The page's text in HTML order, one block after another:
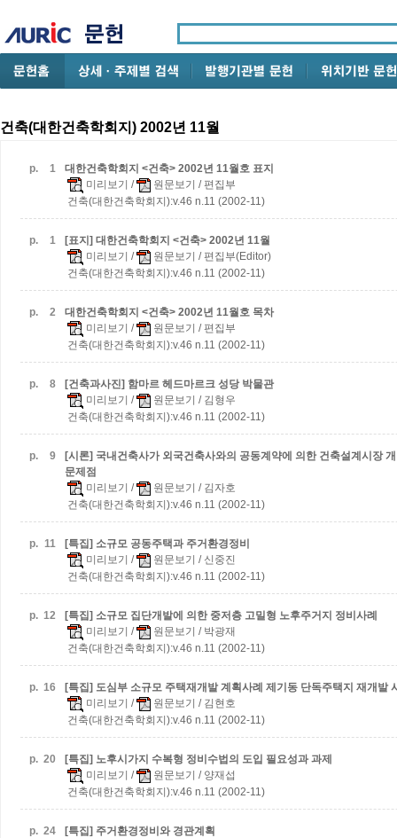
건축(대한건축학회지) 2002년 11월
p. 1
대한건축학회지 <건축> 2002년 11월호 표지
미리보기 / 원문보기 / 편집부
건축(대한건축학회지):v.46 n.11 (2002-11)
p. 1
[표지] 대한건축학회지 <건축> 2002년 11월
미리보기 / 원문보기 / 편집부(Editor)
건축(대한건축학회지):v.46 n.11 (2002-11)
p. 2
대한건축학회지 <건축> 2002년 11월호 목차
미리보기 / 원문보기 / 편집부
건축(대한건축학회지):v.46 n.11 (2002-11)
p. 8
[건축과사진] 함마르 헤드마르크 성당 박물관
미리보기 / 원문보기 / 김형우
건축(대한건축학회지):v.46 n.11 (2002-11)
p. 9
[시론] 국내건축사가 외국건축사와의 공동계약에 의한 건축설계시장
문제점
미리보기 / 원문보기 / 김자호
건축(대한건축학회지):v.46 n.11 (2002-11)
p. 11
[특집] 소규모 공동주택과 주거환경정비
미리보기 / 원문보기 / 신중진
건축(대한건축학회지):v.46 n.11 (2002-11)
p. 12
[특집] 소규모 집단개발에 의한 중저층 고밀형 노후주거지 정비사례
미리보기 / 원문보기 / 박광재
건축(대한건축학회지):v.46 n.11 (2002-11)
p. 16 [특집] 도심부 소규모 주택재개발 계획사례 제기동 단독주택지 재개발
미리보기 / 원문보기 / 김현호
건축(대한건축학회지):v.46 n.11 (2002-11)
p. 20
[특집] 노후시가지 수복형 정비수법의 도입 필요성과 과제
미리보기 / 원문보기 / 양재섭
건축(대한건축학회지):v.46 n.11 (2002-11)
p. 24
[특집] 주거환경정비와 경관계획